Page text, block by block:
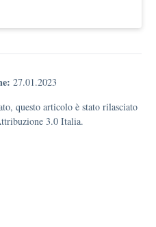
27.01.2023
questo articolo è stato rilasciato
3.0 Italia.